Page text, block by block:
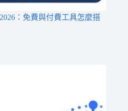
：免費與付費工具怎麼搭